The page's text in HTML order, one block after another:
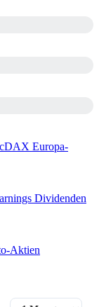
Europa-
Dividenden
Aktien